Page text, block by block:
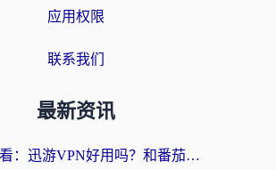
应用权限
联系我们
最新资讯
海外党必看：迅游VPN好用吗？和番茄加速器VPN对比哪个回国效果更好？